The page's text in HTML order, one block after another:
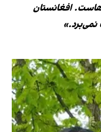
افغانستان
نمی‌برد.»